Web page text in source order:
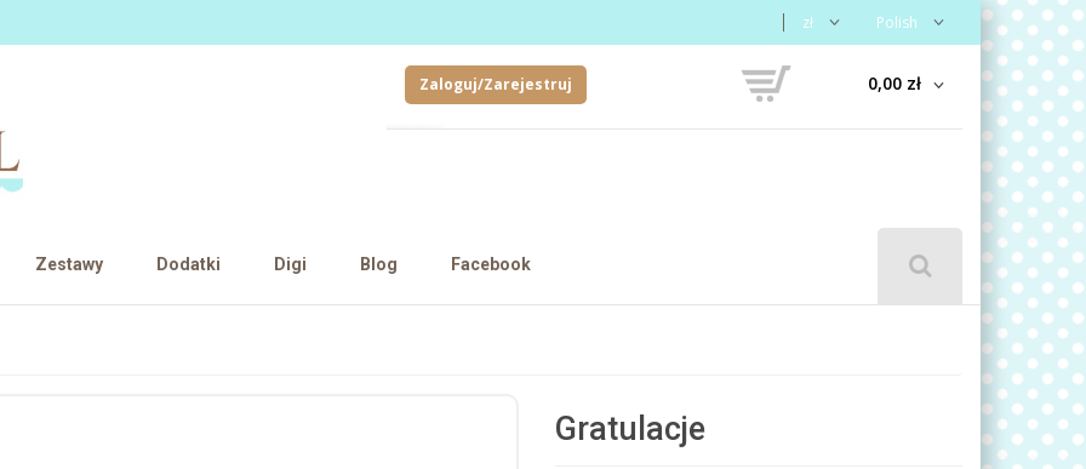
Polish
zł
Zaloguj/Zarejestruj 0,00 zł
Zestawy Dodatki Digi Blog Facebook
Gratulacje